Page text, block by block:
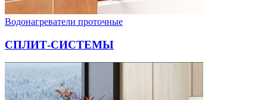
Водонагреватели проточные
СПЛИТ-СИСТЕМЫ